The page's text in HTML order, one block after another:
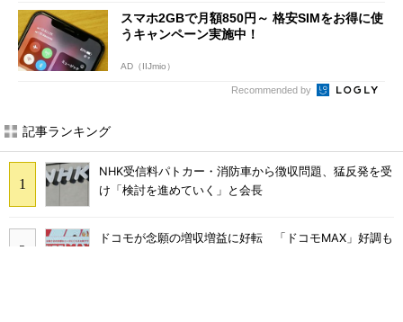
スマホ2GBで月額850円～ 格安SIMをお得に使
うキャンペーン実施中！
AD（IIJmio）
Recommended by
記事ランキング
NHK受信料パトカー・消防車から徴収問題、猛反発を受
け「検討を進めていく」と会長
ドコモが念願の増収増益に好転 「ドコモMAX」好調も